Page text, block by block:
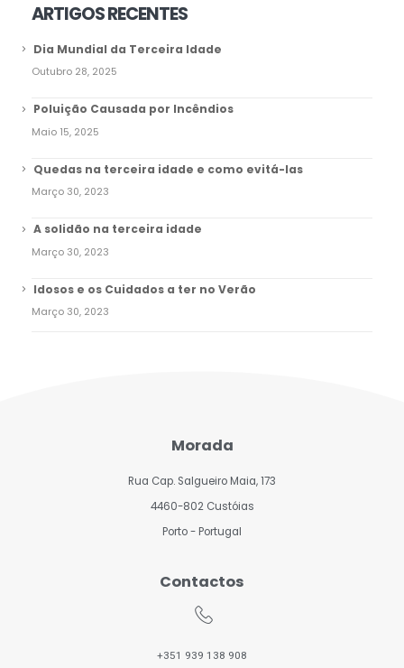
ARTIGOS RECENTES
Dia Mundial da Terceira Idade
Outubro 28, 2025
Poluição Causada por Incêndios
Maio 15, 2025
Quedas na terceira idade e como evitá-las
Março 30, 2023
A solidão na terceira idade
Março 30, 2023
Idosos e os Cuidados a ter no Verão
Março 30, 2023
Morada
Rua Cap. Salgueiro Maia, 173
4460-802 Custóias
Porto - Portugal
Contactos
+351 939 138 908